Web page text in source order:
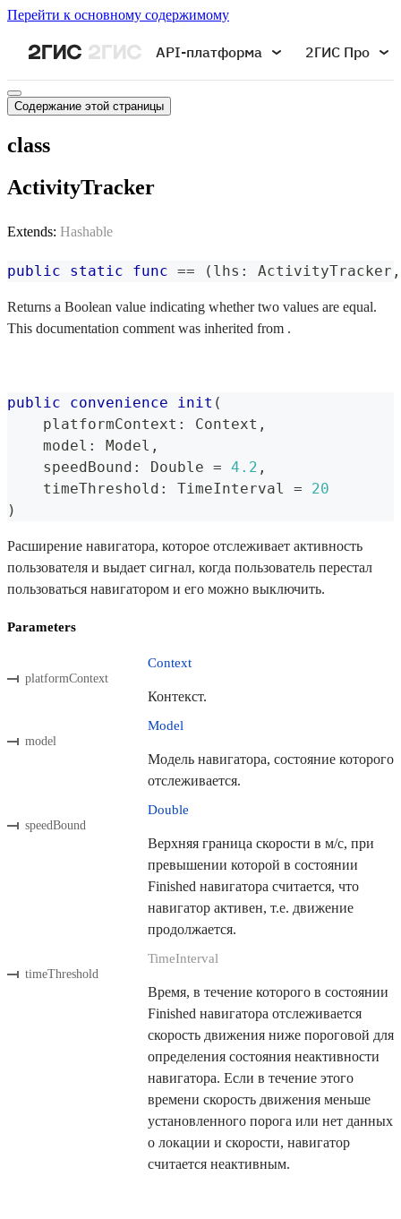
Перейти к основному содержимому
API-платформа 2ГИС Про
Содержание этой страницы
class
ActivityTracker
Extends: Hashable
public static func == ( lhs : ActivityTracker ,
Returns a Boolean value indicating whether two values are equal.
This documentation comment was inherited from .
public convenience init (
    platformContext
: Context ,
    model
: Model ,
    speedBound
: Double = 4.2 ,
    timeThreshold
: TimeInterval =
20
)
Расширение навигатора, которое отслеживает активность
пользователя и выдает сигнал, когда пользователь перестал
пользоваться навигатором и его можно выключить.
Parameters
platformContext
Context
Контекст.
model
Model
Модель навигатора, состояние которого
отслеживается.
speedBound
Double
Верхняя граница скорости в м/с, при
превышении которой в состоянии
Finished навигатора считается, что
навигатор активен, т.е. движение
продолжается.
timeThreshold
TimeInterval
Время, в течение которого в состоянии
Finished навигатора отслеживается
скорость движения ниже пороговой для
определения состояния неактивности
навигатора. Если в течение этого
времени скорость движения меньше
установленного порога или нет данных
о локации и скорости, навигатор
считается неактивным.